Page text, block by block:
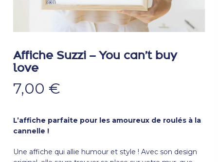
Affiche Suzzi – You can’t buy
love
7,00 €
L’affiche parfaite pour les amoureux de roulés à la
cannelle !
Une affiche qui allie humour et style ! Avec son design